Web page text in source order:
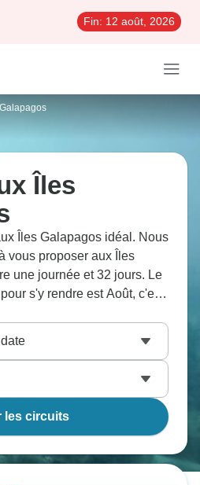
Fin: 12 août, 2026
Îles
Îles Galapagos idéal. Nous
vous proposer aux Îles
une journée et 32 jours. Le
s'y rendre est Août, c'est-
le plus grand nombre de
les circuits